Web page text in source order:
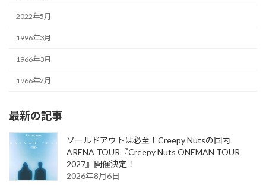
2022年5月
1996年3月
1966年3月
1966年2月
最新の記事
ソールドアウトは必至！Creepy Nutsの国内
ARENA TOUR『Creepy Nuts ONEMAN TOUR
2027』開催決定！
2026年8月6日